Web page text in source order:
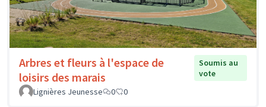
Arbres et fleurs à l'espace de
loisirs des marais
Soumis au
vote
Lignières Jeunesse
0 0